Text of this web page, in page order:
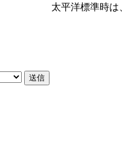
太平洋標準時は